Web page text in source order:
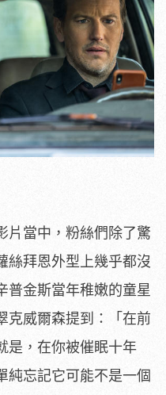
片當中，粉絲們除了驚
絲拜恩外型上幾乎都沒
普金斯當年稚嫩的童星
克威爾森提到：「在前
是，在你被催眠十年
純忘記它可能不是一個